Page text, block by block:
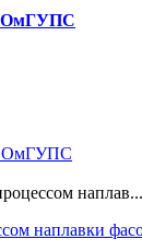
ОмГУПС
ОмГУПС
наплав...
наплавки